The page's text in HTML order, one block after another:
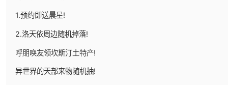
1.预约即送晨星!
2.洛天依周边随机掉落!
呼朋唤友领坎斯汀土特产!
异世界的天部来物随机抽!